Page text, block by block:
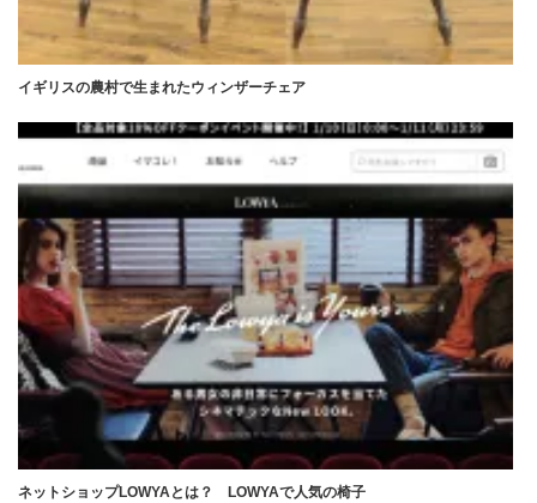
イギリスの農村で生まれたウィンザーチェア
ネットショップLOWYAとは？ LOWYAで人気の椅子